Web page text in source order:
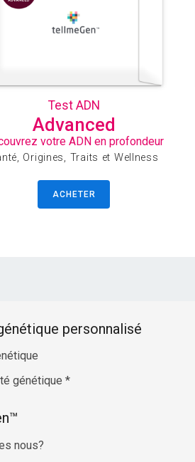
Test ADN
Advanced
votre ADN en profondeur
Origines, Traits et Wellness
ACHETER
personnalisé
génétique *
nous?